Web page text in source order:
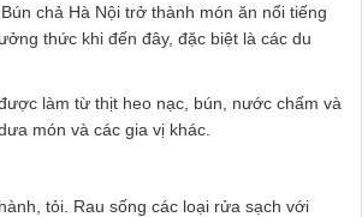
chả Hà Nội trở thành món ăn nổi tiếng
thức khi đến đây, đặc biệt là các du
làm từ thịt heo nạc, bún, nước chấm và
món và các gia vị khác.
tỏi. Rau sống các loại rửa sạch với